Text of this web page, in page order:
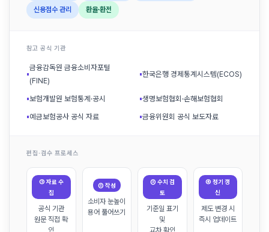
신용점수 관리 환율·환전
참고 공식 기관
▪
금융감독원 금융소비자포털
(FINE)
▪한국은행 경제통계시스템(ECOS)
▪보험개발원 보험통계·공시 ▪생명보험협회·손해보험협회
▪예금보험공사 공식 자료 ▪금융위원회 공식 보도자료
편집·검수 프로세스
① 자료 수
집
공식 기관
원문 직접 확
인
② 작성
소비자 눈높이
용어 풀어쓰기
③ 수치 검
토
기준일 표기
및
교차 확인
④ 정기 갱
신
제도 변경 시
즉시 업데이트